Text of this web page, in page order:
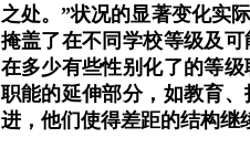
之处。”状况的显著变化实
掩盖了在不同学校等级及
在多少有些性别化了的等
职能的延伸部分，如教育
进，他们使得差距的结构继